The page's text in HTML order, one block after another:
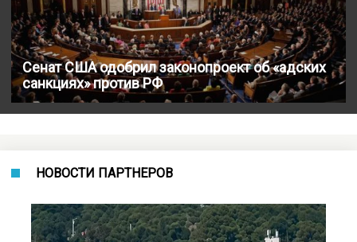
Сенат США одобрил законопроект об «адских
санкциях» против РФ
НОВОСТИ ПАРТНЕРОВ